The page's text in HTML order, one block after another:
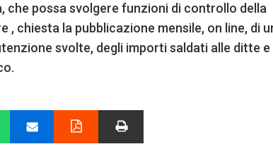
che possa svolgere funzioni di controllo della
, chiesta la pubblicazione mensile, on line, di
svolte, degli importi saldati alle ditte e